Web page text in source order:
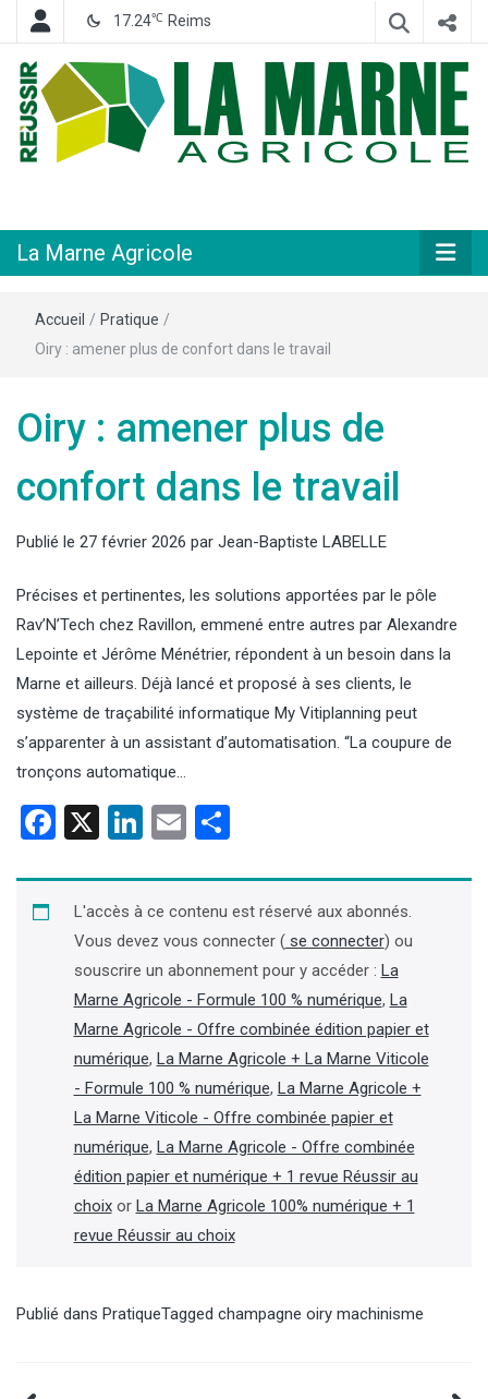
17.24℃ Reims
Agricole
La Marne Agricole
Accueil / Pratique /
Oiry : amener plus de confort dans le travail
Oiry : amener plus de
confort dans le travail
Publié le 27 février 2026 par Jean-Baptiste LABELLE
Précises et pertinentes, les solutions apportées par le pôle
Rav’N’Tech chez Ravillon, emmené entre autres par Alexandre
Lepointe et Jérôme Ménétrier, répondent à un besoin dans la
Marne et ailleurs. Déjà lancé et proposé à ses clients, le
système de traçabilité informatique My Vitiplanning peut
s’apparenter à un assistant d’automatisation. “La coupure de
tronçons automatique…
Facebook
X LinkedIn
Email
L'accès à ce contenu est réservé aux abonnés.
Vous devez vous connecter (se connecter) ou
souscrire un abonnement pour y accéder : La
Marne Agricole - Formule 100 % numérique, La
Marne Agricole - Offre combinée édition papier et
numérique, La Marne Agricole + La Marne Viticole
- Formule 100 % numérique, La Marne Agricole +
La Marne Viticole - Offre combinée papier et
numérique, La Marne Agricole - Offre combinée
édition papier et numérique + 1 revue Réussir au
choixor La Marne Agricole 100% numérique + 1
revue Réussir au choix
Publié dans PratiqueTagged champagne oiry machinisme